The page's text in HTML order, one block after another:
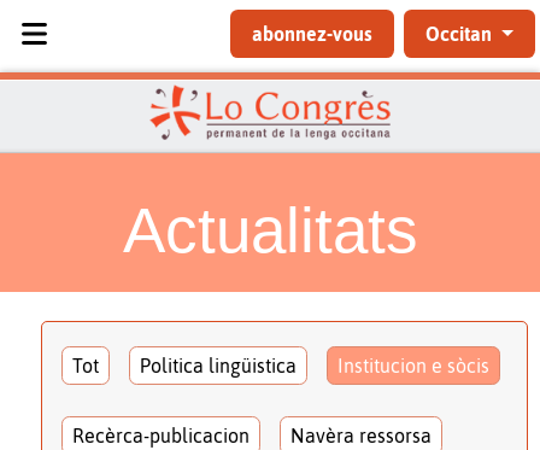
abonnez-vous Occitan
Actualitats
Tot Politica lingüistica Institucion e sòcis
Recèrca-publicacion Navèra ressorsa